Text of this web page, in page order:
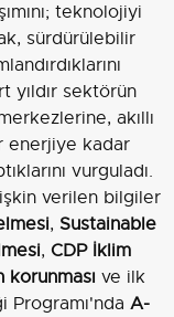
teknolojiyi
sürdürülebilir
yıldır sektörün
akıllı
enerjiye kadar
vurguladı.
verilen bilgiler
, Sustainable
, CDP İklim
ve ilk
Programı'nda A-